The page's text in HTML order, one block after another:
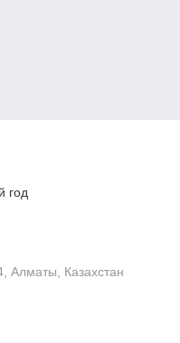
год
Алматы, Казахстан